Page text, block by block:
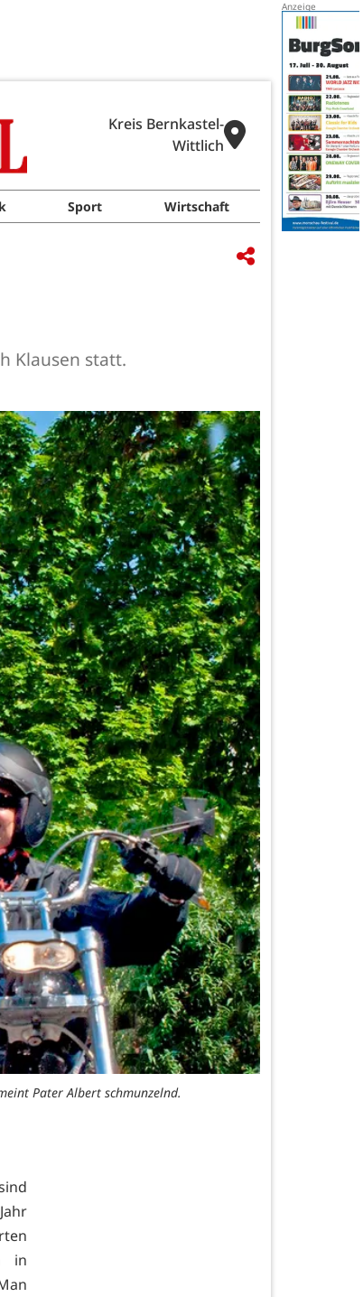
Kreis Bernkastel-
Wittlich
Sport Wirtschaft
Klausen statt.
Pater Albert schmunzelnd.
in